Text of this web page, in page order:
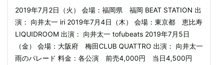
2019年7月2日（火） 会場：福岡県 福岡 BEAT STATION 出
演： 向井太一 iri 2019年7月4日（木） 会場：東京都 恵比寿
LIQUIDROOM 出演： 向井太一 tofubeats 2019年7月5日
（金） 会場：大阪府 梅田CLUB QUATTRO 出演： 向井太一
雨のパレード 料金：各公演 前売4,000円 当日4,500円